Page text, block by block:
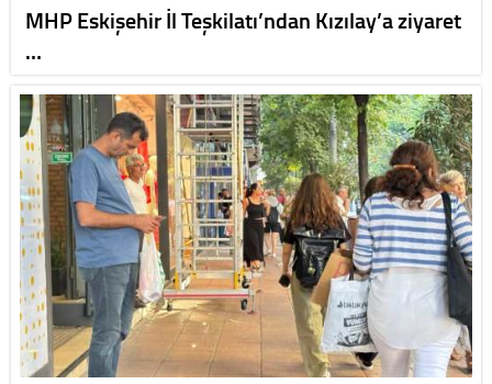
MHP Eskişehir İl Teşkilatı’ndan Kızılay’a ziyaret
…